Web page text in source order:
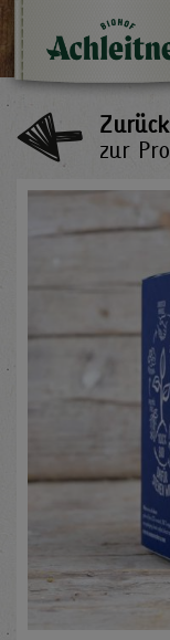
Zurück
zur